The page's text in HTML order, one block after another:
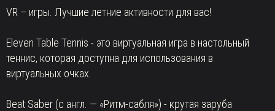
VR – игры. Лучшие летние активности для вас!
Eleven Table Tennis - это виртуальная игра в настольный
теннис, которая доступна для использования в
виртуальных очках.
Beat Saber (с англ. — «Ритм-сабля») - крутая заруба